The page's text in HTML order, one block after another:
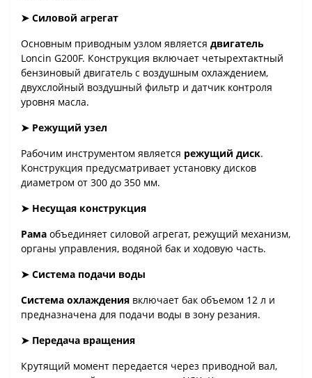
➤ Силовой агрегат
Основным приводным узлом является двигатель
Loncin G200F. Конструкция включает четырехтактный
бензиновый двигатель с воздушным охлаждением,
двухслойный воздушный фильтр и датчик контроля
уровня масла.
➤ Режущий узел
Рабочим инструментом является режущий диск.
Конструкция предусматривает установку дисков
диаметром от 300 до 350 мм.
➤ Несущая конструкция
Рама объединяет силовой агрегат, режущий механизм,
органы управления, водяной бак и ходовую часть.
➤ Система подачи воды
Система охлаждения включает бак объемом 12 л и
предназначена для подачи воды в зону резания.
➤ Передача вращения
Крутящий момент передается через приводной вал,